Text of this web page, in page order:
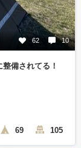
62 10
備されてる！
69 105